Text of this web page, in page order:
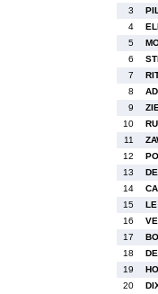
3
4
5
6
7
8
9
10
11
12
13
14
15
16
17
18
19
20